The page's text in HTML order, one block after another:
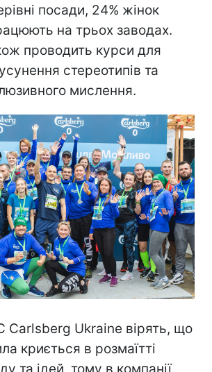
посади, 24% жінок
на трьох заводах.
проводить курси для
стереотипів та
мислення.
Carlsberg Ukraine вірять, що
криється в розмаїтті
та ідей, тому в компанії